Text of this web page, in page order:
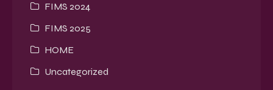
FIMS 2024
FIMS 2025
HOME
Uncategorized